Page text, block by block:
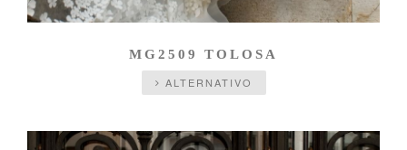
MG2509 TOLOSA
ALTERNATIVO